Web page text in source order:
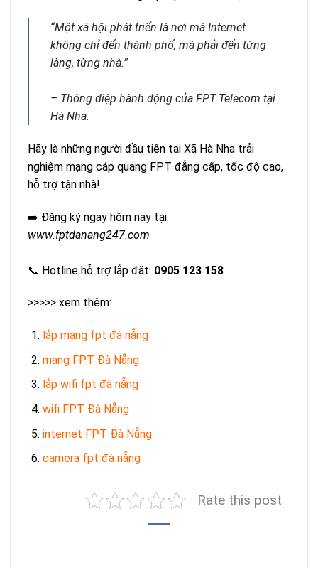
“Một xã hội phát triển là nơi mà Internet
không chỉ đến thành phố, mà phải đến từng
làng, từng nhà.”
– Thông điệp hành động của FPT Telecom tại
Hà Nha.
Hãy là những người đầu tiên tại Xã Hà Nha trải
nghiệm mạng cáp quang FPT đẳng cấp, tốc độ cao,
hỗ trợ tận nhà!
➡️ Đăng ký ngay hôm nay tại:
www.fptdanang247.com
📞 Hotline hỗ trợ lắp đặt: 0905 123 158
>>>>> xem thêm:
lắp mạng fpt đà nẵng
mạng FPT Đà Nẵng
lắp wifi fpt đà nẵng
wifi FPT Đà Nẵng
internet FPT Đà Nẵng
camera fpt đà nẵng
Rate this post